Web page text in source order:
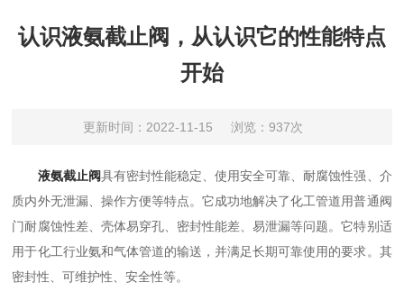
认识液氨截止阀，从认识它的性能特点
开始
更新时间：2022-11-15 浏览：937次
液氨截止阀具有密封性能稳定、使用安全可靠、耐腐蚀性强、介
质内外无泄漏、操作方便等特点。它成功地解决了化工管道用普通阀
门耐腐蚀性差、壳体易穿孔、密封性能差、易泄漏等问题。它特别适
用于化工行业氨和气体管道的输送，并满足长期可靠使用的要求。其
密封性、可维护性、安全性等。